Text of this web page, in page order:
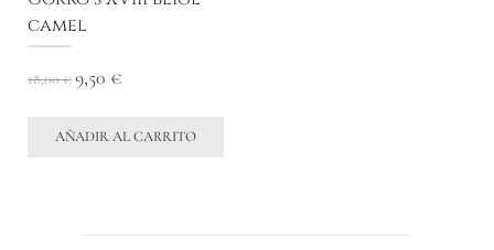
camel
18,00€9,50 €
AÑADIR AL CARRITO